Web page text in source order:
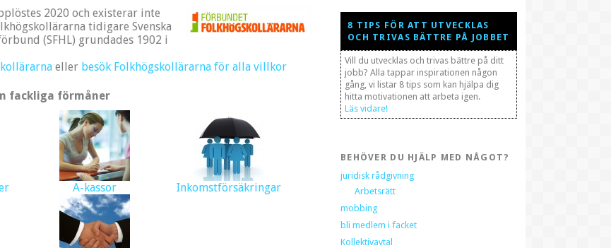
2020 och existerar inte
tidigare Svenska
(SFHL) grundades 1902 i
eller besök Folkhögskollärarna för alla villkor
fackliga förmåner
A-kassor Inkomstförsäkringar
8 TIPS FÖR ATT UTVECKLAS
OCH TRIVAS BÄTTRE PÅ JOBBET
Vill du utvecklas och trivas bättre på ditt
jobb? Alla tappar inspirationen någon
gång, vi listar 8 tips som kan hjälpa dig
hitta motivationen att arbeta igen.
Läs vidare!
BEHÖVER DU HJÄLP MED NÅGOT?
juridisk rådgivning
Arbetsrätt
mobbing
bli medlem i facket
Kollektivavtal